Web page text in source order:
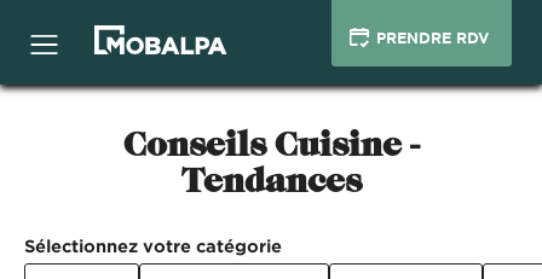
PRENDRE RDV
Conseils Cuisine -
Tendances
Sélectionnez votre catégorie